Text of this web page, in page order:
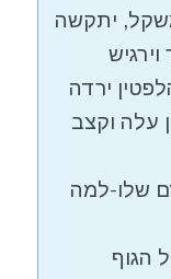
יתקשה
ירדה
עלה וקצב
שלו-למה
הגוף